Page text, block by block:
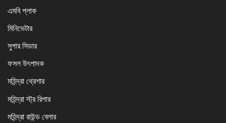
এমবি প্লাক
মিনিভেটার
সুপার সিডার
ফসল উৎপাদক
মহিন্দ্রা থ্রেশার
মহিন্দ্রা স্ট্র রিপার
মহিন্দ্রা রাউন্ড বেলার